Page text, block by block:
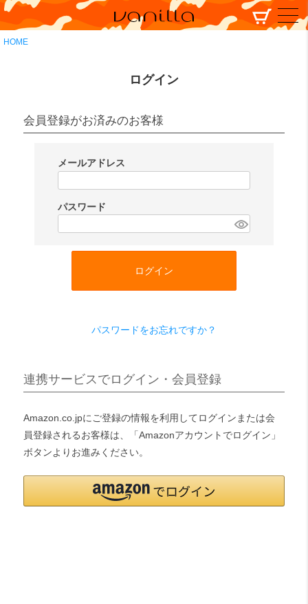
HOME
ログイン
会員登録がお済みのお客様
メールアドレス
須
パスワード
ログイン
パスワードをお忘れですか？
連携サービスでログイン・会員登録
Amazon.co.jpにご登録の情報を利用してログインまたは会
員登録されるお客様は、「Amazonアカウントでログイン」
ボタンよりお進みください。